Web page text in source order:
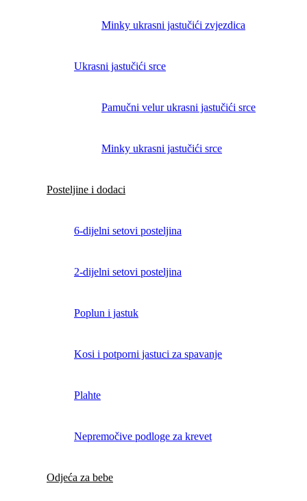
Minky ukrasni jastučići zvjezdica
Ukrasni jastučići srce
Pamučni velur ukrasni jastučići srce
Minky ukrasni jastučići srce
Posteljine i dodaci
6-dijelni setovi posteljina
2-dijelni setovi posteljina
Poplun i jastuk
Kosi i potporni jastuci za spavanje
Plahte
Nepremočive podloge za krevet
Odjeća za bebe